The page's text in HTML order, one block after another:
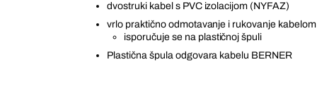
dvostruki kabel s PVC izolacijom (NYFAZ)
vrlo praktično odmotavanje i rukovanje kabelom
isporučuje se na plastičnoj špuli
Plastična špula odgovara kabelu BERNER